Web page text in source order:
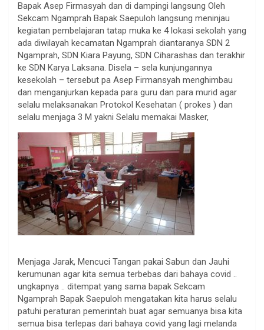
Bapak Asep Firmasyah dan di dampingi langsung Oleh
Sekcam Ngamprah Bapak Saepuloh langsung meninjau
kegiatan pembelajaran tatap muka ke 4 lokasi sekolah yang
ada diwilayah kecamatan Ngamprah diantaranya SDN 2
Ngamprah, SDN Kiara Payung, SDN Ciharashas dan terakhir
ke SDN Karya Laksana. Disela – sela kunjungannya
kesekolah – tersebut pa Asep Firmansyah menghimbau
dan menganjurkan kepada para guru dan para murid agar
selalu melaksanakan Protokol Kesehatan ( prokes ) dan
selalu menjaga 3 M yakni Selalu memakai Masker,
Menjaga Jarak, Mencuci Tangan pakai Sabun dan Jauhi
kerumunan agar kita semua terbebas dari bahaya covid ..
ungkapnya .. ditempat yang sama bapak Sekcam
Ngamprah Bapak Saepuloh mengatakan kita harus selalu
patuhi peraturan pemerintah buat agar semuanya bisa kita
semua bisa terlepas dari bahaya covid yang lagi melanda